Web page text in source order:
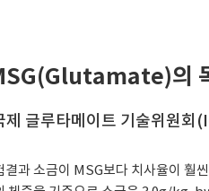
의
제 글루타메이트 기술위원회
결과 소금이 MSG보다 치사율이 훨